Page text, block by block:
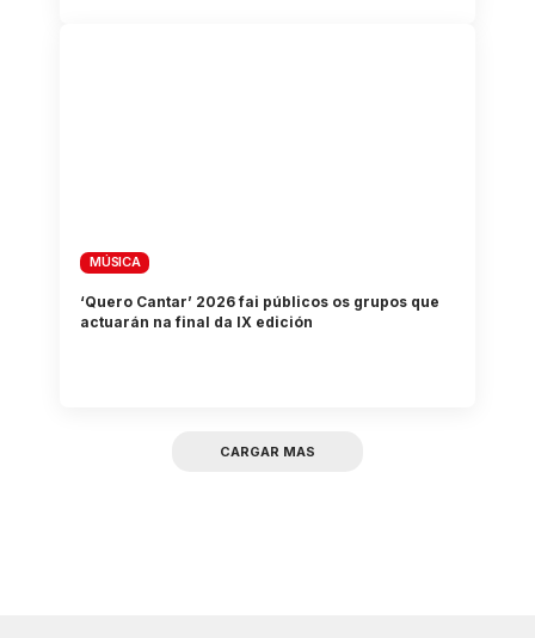
MÚSICA
‘Quero Cantar’ 2026 fai públicos os grupos que
actuarán na final da IX edición
CARGAR MAS